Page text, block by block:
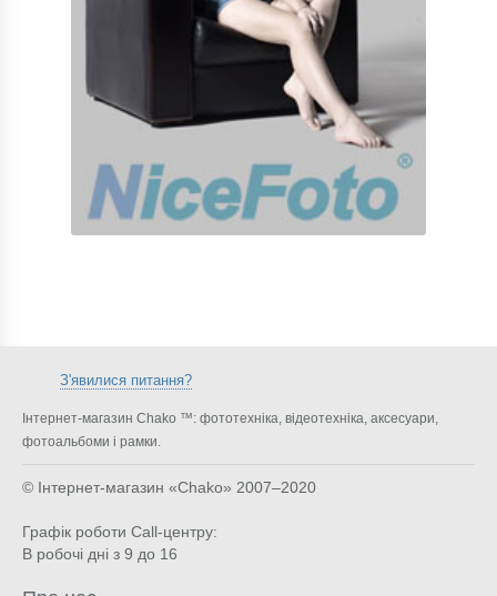
З'явилися питання?
Інтернет-магазин Chako ™: фототехніка, відеотехніка, аксесуари,
фотоальбоми і рамки.
© Інтернет-магазин «Chako» 2007–2020
Графік роботи Call-центру:
В робочі дні з 9 до 16